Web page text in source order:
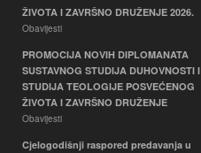
ŽIVOTA I ZAVRŠNO DRUŽENJE 2026.
Obavijesti
PROMOCIJA NOVIH DIPLOMANATA
SUSTAVNOG STUDIJA DUHOVNOSTI I
STUDIJA TEOLOGIJE POSVEĆENOG
ŽIVOTA I ZAVRŠNO DRUŽENJE
Obavijesti
Cjelogodišnji raspored predavanja u